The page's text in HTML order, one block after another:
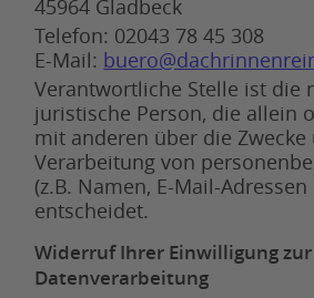
45964 Gladbeck
Telefon: 02043 78 45 308
E-Mail:
Verantwortliche Stelle ist die
juristische Person, die allein
mit anderen über die
Verarbeitung von
(z.B. Namen, E-Mail-Adressen
entscheidet.
Widerruf Ihrer Einwilligung zur
Datenverarbeitung